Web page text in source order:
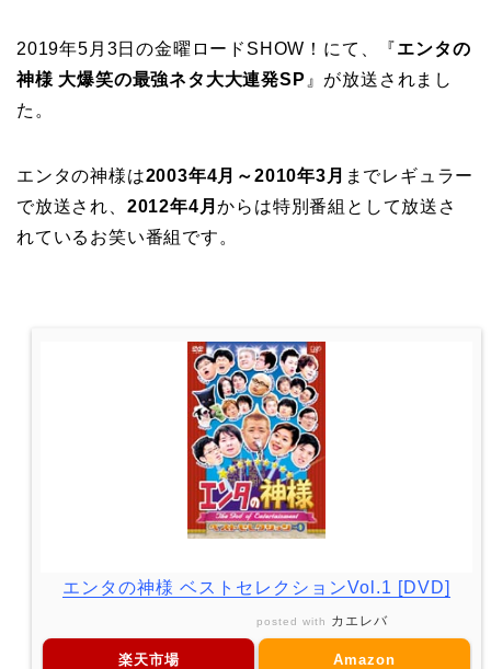
2019年5月3日の金曜ロードSHOW！にて、『エンタの
神様 大爆笑の最強ネタ大大連発SP 』が放送されまし
た。
エンタの神様は2003年4月～2010年3月 までレギュラー
で放送され、 2012年4月からは特別番組として放送さ
れているお笑い番組です。
エンタの神様 ベストセレクションVol.1 [DVD]
posted with カエレバ
楽天市場 Amazon